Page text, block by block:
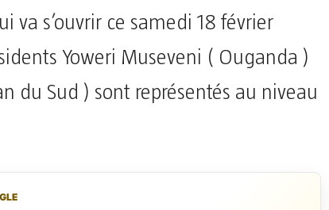
va s’ouvrir ce samedi 18 février
Yoweri Museveni ( Ouganda )
du Sud ) sont représentés au niveau